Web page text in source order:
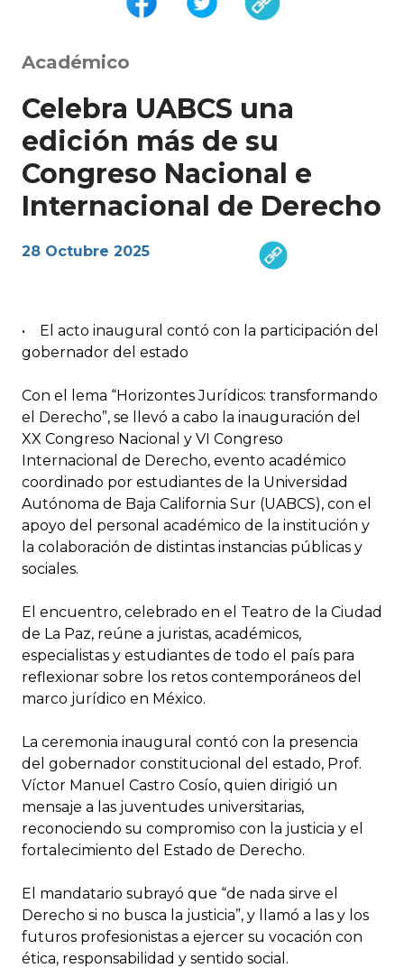
Académico
Celebra UABCS una
edición más de su
Congreso Nacional e
Internacional de Derecho
28 Octubre 2025
• El acto inaugural contó con la participación del
gobernador del estado
Con el lema “Horizontes Jurídicos: transformando
el Derecho”, se llevó a cabo la inauguración del
XX Congreso Nacional y VI Congreso
Internacional de Derecho, evento académico
coordinado por estudiantes de la Universidad
Autónoma de Baja California Sur (UABCS), con el
apoyo del personal académico de la institución y
la colaboración de distintas instancias públicas y
sociales.
El encuentro, celebrado en el Teatro de la Ciudad
de La Paz, reúne a juristas, académicos,
especialistas y estudiantes de todo el país para
reflexionar sobre los retos contemporáneos del
marco jurídico en México.
La ceremonia inaugural contó con la presencia
del gobernador constitucional del estado, Prof.
Víctor Manuel Castro Cosío, quien dirigió un
mensaje a las juventudes universitarias,
reconociendo su compromiso con la justicia y el
fortalecimiento del Estado de Derecho.
El mandatario subrayó que “de nada sirve el
Derecho si no busca la justicia”, y llamó a las y los
futuros profesionistas a ejercer su vocación con
ética, responsabilidad y sentido social.